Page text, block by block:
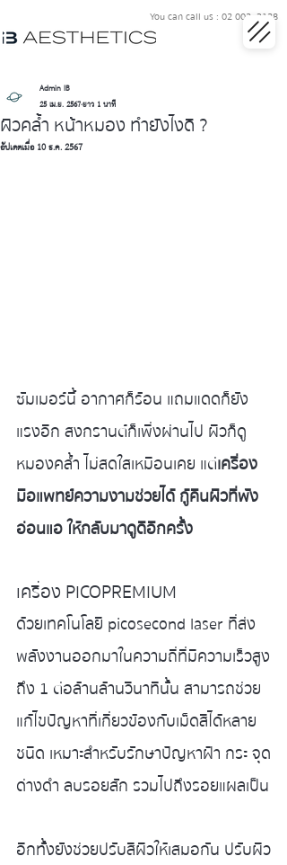
You can call us : 02 002 3128
ผิวคล้ำ หน้าหมอง ทำยังไงดี ?
Admin IB
25 เม.ย. 2567ยาว 1 นาที
อัปเดตเมื่อ10 ธ.ค. 2567
ซัมเมอร์นี้ อากาศก็ร้อน แถมแดดก็ยัง
แรงอีก สงกรานต์ก็เพิ่งผ่านไป ผิวก็ดู
หมองคล้ำ ไม่สดใสเหมือนเคย แต่เครื่อง
มือแพทย์ความงามช่วยได้ กู้คืนผิวที่พัง
อ่อนแอ ให้กลับมาดูดีอีกครั้ง
เครื่อง PICOPREMIUM
ด้วยเทคโนโลยี picosecond laser ที่ส่ง
พลังงานออกมาในความถี่ที่มีความเร็วสูง
ถึง 1 ต่อล้านล้านวินาทีนั้น สามารถช่วย
แก้ไขปัญหาที่เกี่ยวข้องกับเม็ดสีได้หลาย
ชนิด เหมาะสำหรับรักษาปัญหาฝ้า กระ จุด
ด่างดำ ลบรอยสัก รวมไปถึงรอยแผลเป็น
อีกทั้งยังช่วยปรับสีผิวให้เสมอกัน ปรับผิว